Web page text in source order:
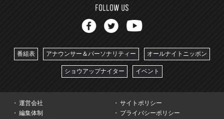
番組表 アナウンサー＆パーソナリティー オールナイトニッポン
ショウアップナイター イベント
運営会社
サイトポリシー
編集体制
プライバシーポリシー